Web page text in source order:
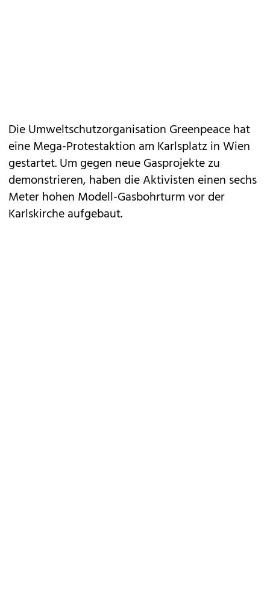
Die Umweltschutzorganisation Greenpeace hat
eine Mega-Protestaktion am Karlsplatz in Wien
gestartet. Um gegen neue Gasprojekte zu
demonstrieren, haben die Aktivisten einen sechs
Meter hohen Modell-Gasbohrturm vor der
Karlskirche aufgebaut.